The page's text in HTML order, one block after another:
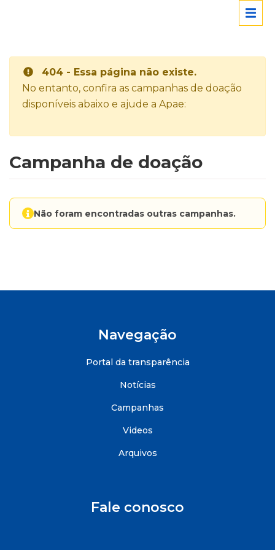
404 - Essa página não existe.
No entanto, confira as campanhas de doação
disponíveis abaixo e ajude a Apae:
Campanha de doação
Não foram encontradas outras campanhas.
Navegação
Portal da transparência
Notícias
Campanhas
Videos
Arquivos
Fale conosco